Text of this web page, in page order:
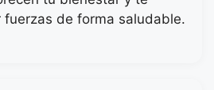
fuerzas de forma saludable.